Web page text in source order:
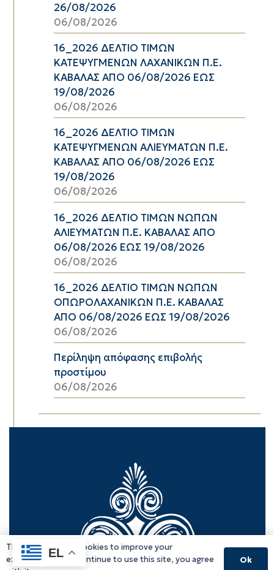
26/08/2026
06/08/2026
16_2026 ΔΕΛΤΙΟ ΤΙΜΩΝ
ΚΑΤΕΨΥΓΜΕΝΩΝ ΛΑΧΑΝΙΚΩΝ Π.Ε.
ΚΑΒΑΛΑΣ ΑΠΟ 06/08/2026 ΕΩΣ
19/08/2026
06/08/2026
16_2026 ΔΕΛΤΙΟ ΤΙΜΩΝ
ΚΑΤΕΨΥΓΜΕΝΩΝ ΑΛΙΕΥΜΑΤΩΝ Π.Ε.
ΚΑΒΑΛΑΣ ΑΠΟ 06/08/2026 ΕΩΣ
19/08/2026
06/08/2026
16_2026 ΔΕΛΤΙΟ ΤΙΜΩΝ ΝΩΠΩΝ
ΑΛΙΕΥΜΑΤΩΝ Π.Ε. ΚΑΒΑΛΑΣ ΑΠΟ
06/08/2026 ΕΩΣ 19/08/2026
06/08/2026
16_2026 ΔΕΛΤΙΟ ΤΙΜΩΝ ΝΩΠΩΝ
ΟΠΩΡΟΛΑΧΑΝΙΚΩΝ Π.Ε. ΚΑΒΑΛΑΣ
ΑΠΟ 06/08/2026 ΕΩΣ 19/08/2026
06/08/2026
Περίληψη απόφασης επιβολής
προστίμου
06/08/2026
EL
This website uses cookies to improve your
experience. If you continue to use this site, you agree
Ok